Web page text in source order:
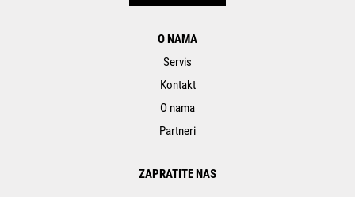
O NAMA
Servis
Kontakt
O nama
Partneri
ZAPRATITE NAS